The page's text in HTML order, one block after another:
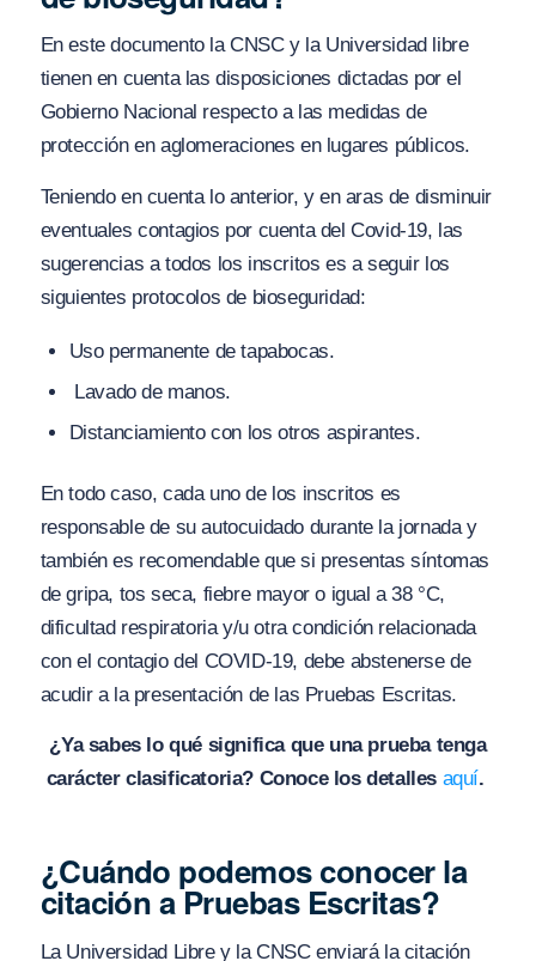
En este documento la CNSC y la Universidad libre
tienen en cuenta las disposiciones dictadas por el
Gobierno Nacional respecto a las medidas de
protección en aglomeraciones en lugares públicos.
Teniendo en cuenta lo anterior, y en aras de disminuir
eventuales contagios por cuenta del Covid-19, las
sugerencias a todos los inscritos es a seguir los
siguientes protocolos de bioseguridad:
Uso permanente de tapabocas.
Lavado de manos.
Distanciamiento con los otros aspirantes.
En todo caso, cada uno de los inscritos es
responsable de su autocuidado durante la jornada y
también es recomendable que si presentas síntomas
de gripa, tos seca, fiebre mayor o igual a 38 °C,
dificultad respiratoria y/u otra condición relacionada
con el contagio del COVID-19, debe abstenerse de
acudir a la presentación de las Pruebas Escritas.
¿Ya sabes lo qué significa que una prueba tenga
carácter clasificatoria? Conoce los detalles aquí.
¿Cuándo podemos conocer la
citación a Pruebas Escritas?
La Universidad Libre y la CNSC enviará la citación